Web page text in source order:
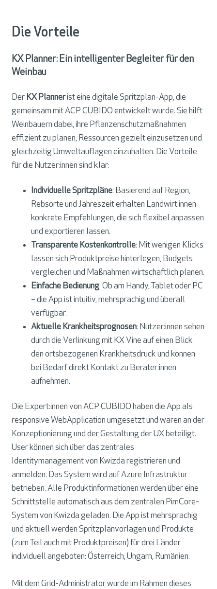
Die Vorteile
KX Planner: Ein intelligenter Begleiter für den
Weinbau
Der KX Plannerist eine digitale Spritzplan-App, die
gemeinsam mit ACP CUBIDO entwickelt wurde. Sie hilft
Weinbauern dabei, ihre Pflanzenschutzmaßnahmen
effizient zu planen, Ressourcen gezielt einzusetzen und
gleichzeitig Umweltauflagen einzuhalten. Die Vorteile
für die Nutzer:innen sind klar:
Individuelle Spritzpläne: Basierend auf Region,
Rebsorte und Jahreszeit erhalten Landwirt:innen
konkrete Empfehlungen, die sich flexibel anpassen
und exportieren lassen.
Transparente Kostenkontrolle: Mit wenigen Klicks
lassen sich Produktpreise hinterlegen, Budgets
vergleichen und Maßnahmen wirtschaftlich planen.
Einfache Bedienung: Ob am Handy, Tablet oder PC
– die App ist intuitiv, mehrsprachig und überall
verfügbar.
Aktuelle Krankheitsprognosen: Nutzer:innen sehen
durch die Verlinkung mit KX Vine auf einen Blick
den ortsbezogenen Krankheitsdruck und können
bei Bedarf direkt Kontakt zu Berater:innen
aufnehmen.
Die Expert:innen von ACP CUBIDO haben die App als
responsive WebApplication umgesetzt und waren an der
Konzeptionierung und der Gestaltung der UX beteiligt.
User können sich über das zentrales
Identitymanagement von Kwizda registrieren und
anmelden. Das System wird auf Azure Infrastruktur
betrieben. Alle Produktinformationen werden über eine
Schnittstelle automatisch aus dem zentralen PimCore-
System von Kwizda geladen. Die App ist mehrsprachig
und aktuell werden Spritzplanvorlagen und Produkte
(zum Teil auch mit Produktpreisen) für drei Länder
individuell angeboten: Österreich, Ungarn, Rumänien.
Mit dem Grid-Administrator wurde im Rahmen dieses